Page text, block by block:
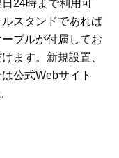
24時まで利用可
スタンドであれば
ブルが付属してお
ます。新規設置、
公式Webサイト